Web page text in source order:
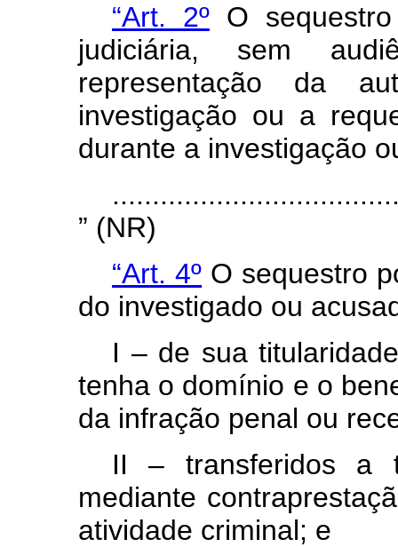
“Art. 2ºO sequestro
judiciária, sem
representação da
investigação ou a
durante a investigação
” (NR)
“Art. 4º O sequestro
do investigado ou
I – de sua
tenha o domínio e o
da infração penal ou
II – transferidos a
mediante
atividade criminal; e